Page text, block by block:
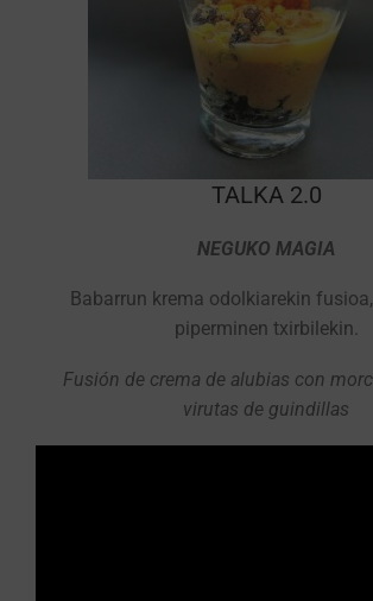
TALKA 2.0
NEGUKO MAGIA
Babarrun krema odolkiarekin
piperminen txirbilekin.
Fusión de crema de alubias con
virutas de guindillas